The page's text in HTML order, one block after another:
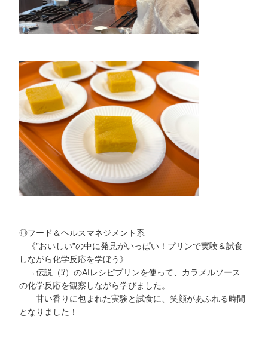
◎フード＆ヘルスマネジメント系
《”おいしい”の中に発見がいっぱい！プリンで実験＆試食
しながら化学反応を学ぼう》
→伝説（⁉︎）のAIレシピプリンを使って、カラメルソース
の化学反応を観察しながら学びました。
甘い香りに包まれた実験と試食に、笑顔があふれる時間
となりました！